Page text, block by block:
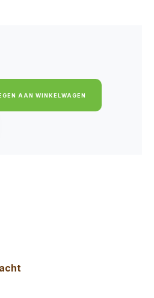
AAN WINKELWAGEN